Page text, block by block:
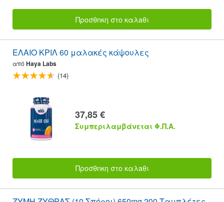
Προσθnκη στο καλaθι
ΕΛΑΙΟ ΚΡΙΛ 60 μαλακές κάψουλες
από Haya Labs
(14)
37,85 €
Συμπεριλαμβάνεται Φ.Π.Α.
Προσθnκη στο καλaθι